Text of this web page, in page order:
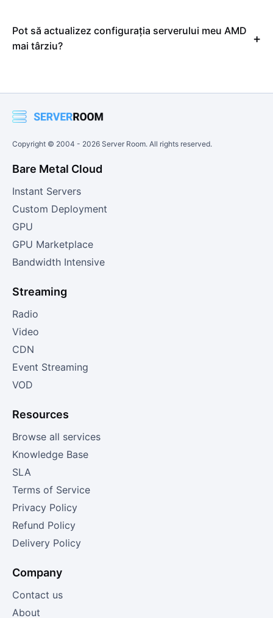
Pot să actualizez configurația serverului meu AMD
mai târziu?
Copyright © 2004 - 2026 Server Room. All rights reserved.
Bare Metal Cloud
Instant Servers
Custom Deployment
GPU
GPU Marketplace
Bandwidth Intensive
Streaming
Radio
Video
CDN
Event Streaming
VOD
Resources
Browse all services
Knowledge Base
SLA
Terms of Service
Privacy Policy
Refund Policy
Delivery Policy
Company
Contact us
About